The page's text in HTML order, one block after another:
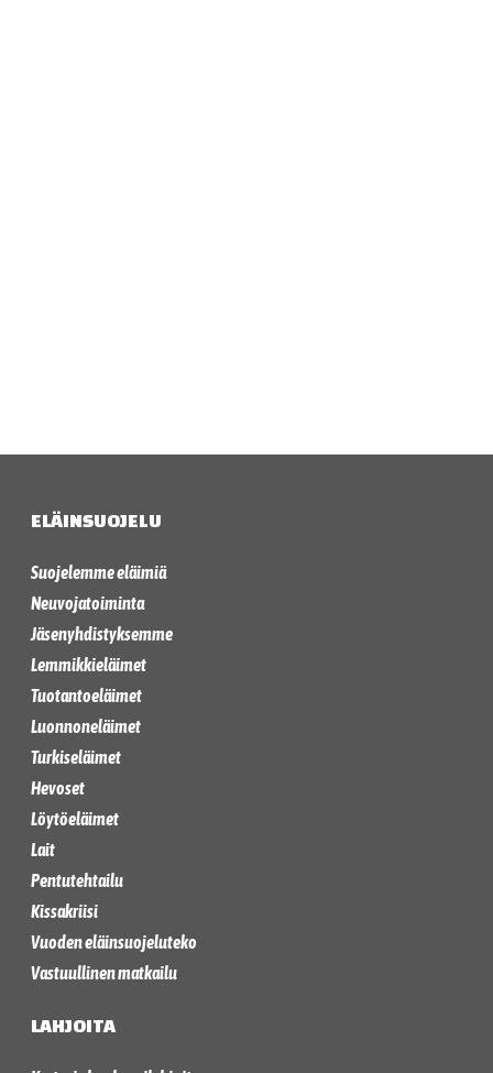
ELÄINSUOJELU
Suojelemme eläimiä
Neuvojatoiminta
Jäsenyhdistyksemme
Lemmikkieläimet
Tuotantoeläimet
Luonnoneläimet
Turkiseläimet
Hevoset
Löytöeläimet
Lait
Pentutehtailu
Kissakriisi
Vuoden eläinsuojeluteko
Vastuullinen matkailu
LAHJOITA